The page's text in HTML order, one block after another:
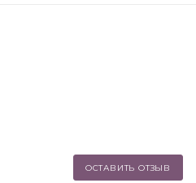
ОСТАВИТЬ ОТЗЫВ